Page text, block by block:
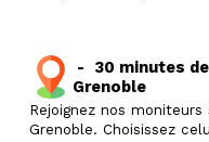
-
30 minutes de
Grenoble
Rejoignez nos
Grenoble. Choisissez